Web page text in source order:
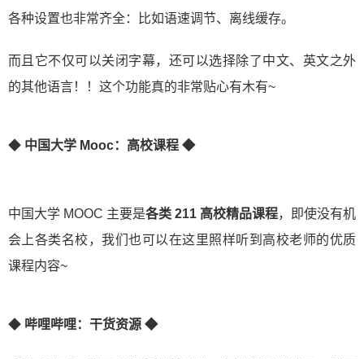
各种设置也非常齐全：比如语速调节、离线缓存。
而且它不仅可以关闭字幕，还可以选择除了中文、英文之外
的其他语言！！这个功能真的非常贴心有木有~
◆ 中国大学 Mooc：高校课程 ◆
中国大学 MOOC 主要是各类 211 高校精品课程，即使没有机
会上各类名校，我们也可以在这里照样听到高校老师的优质
课程内容~
◆ 哔哩哔哩：干货资源 ◆